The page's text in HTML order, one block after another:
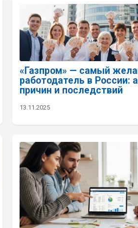
«Газпром» — самый
работодатель в России:
причин и последствий
13.11.2025